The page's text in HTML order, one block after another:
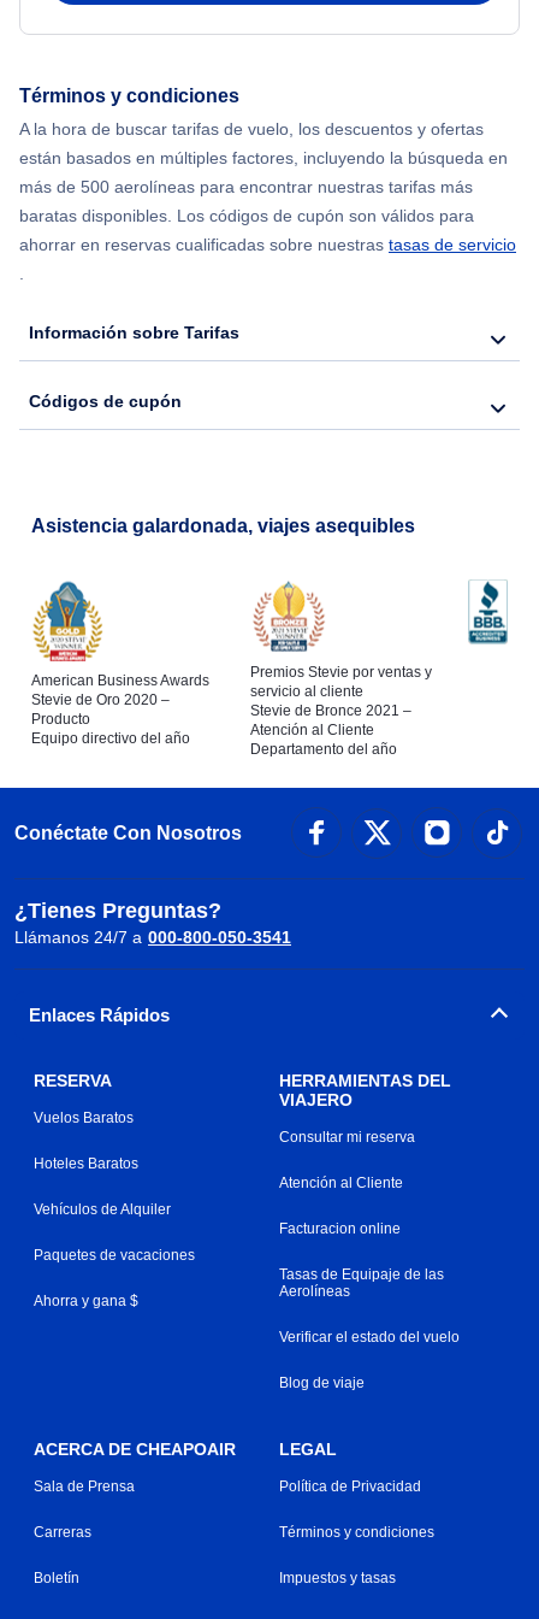
Flights from Shanghai to Nueva York
Flights from Delhi to Nueva York
Flights from Chicago to Delhi
Flights from Nueva York to Seúl
Flights from Nueva York to Barcelona
Términos y condiciones
A la hora de buscar tarifas de vuelo, los descuentos y ofertas
están basados en múltiples factores, incluyendo la búsqueda en
más de 500 aerolíneas para encontrar nuestras tarifas más
baratas disponibles. Los códigos de cupón son válidos para
ahorrar en reservas cualificadas sobre nuestras tasas de servicio
.
Información sobre Tarifas
Códigos de cupón
Asistencia galardonada, viajes asequibles
American Business Awards
Stevie de Oro 2020 –
Producto
Equipo directivo del año
Premios Stevie por ventas y
servicio al cliente
Stevie de Bronce 2021 –
Atención al Cliente
Departamento del año
Conéctate Con Nosotros
¿Tienes Preguntas?
Llámanos 24/7 a 000-800-050-3541
Enlaces Rápidos
RESERVA
Vuelos Baratos
Hoteles Baratos
Vehículos de Alquiler
Paquetes de vacaciones
Ahorra y gana $
HERRAMIENTAS DEL
VIAJERO
Consultar mi reserva
Atención al Cliente
Facturacion online
Tasas de Equipaje de las
Aerolíneas
Verificar el estado del vuelo
Blog de viaje
ACERCA DE CHEAPOAIR
Sala de Prensa
Carreras
Boletín
LEGAL
Política de Privacidad
Términos y condiciones
Impuestos y tasas